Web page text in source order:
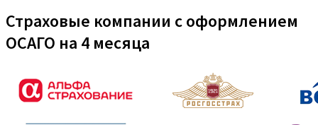
Страховые компании с оформлением
ОСАГО на 4 месяца